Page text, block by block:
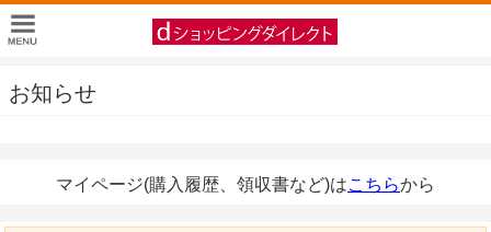
お知らせ
マイページ(購入履歴、領収書など)はこちらから